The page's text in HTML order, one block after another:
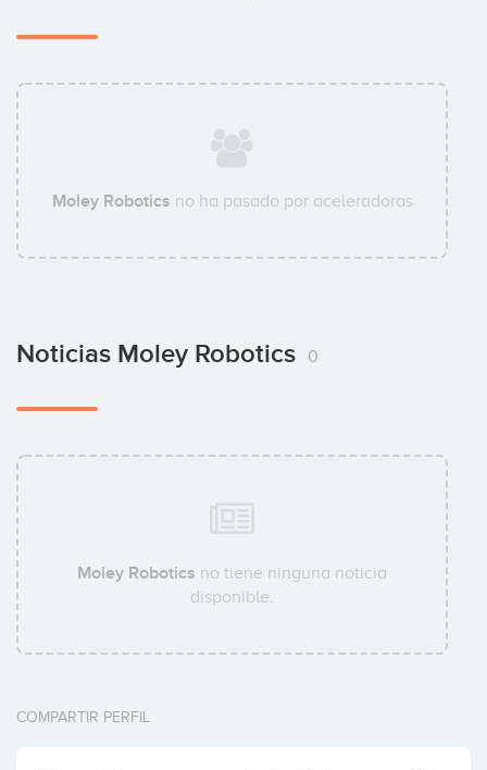
Moley Robotics no ha pasado por aceleradoras
Noticias Moley Robotics 0
Moley Robotics no tiene ninguna noticia
disponible.
COMPARTIR PERFIL